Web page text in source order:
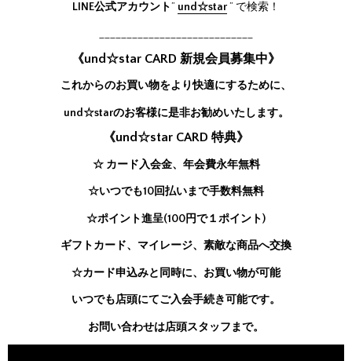
LINE公式アカウント” und☆star” で検索！
《und☆star CARD 新規会員募集中》
これからのお買い物をより快適にするために、
und☆starのお客様に是非お勧めいたします。
《und☆star CARD 特典》
☆ カード入会金、年会費永年無料
☆いつでも10回払いまで手数料無料
☆ポイント進呈(100円で１ポイント)
ギフトカード、マイレージ、素敵な商品へ交換
☆カード申込みと同時に、お買い物が可能
いつでも店頭にてご入会手続き可能です。
お問い合わせは店頭スタッフまで。